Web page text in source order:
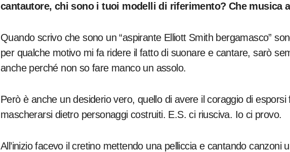
cantautore, chi sono i tuoi modelli di riferimento? Che musica
Quando scrivo che sono un “aspirante Elliott Smith bergamasco”
per qualche motivo mi fa ridere il fatto di suonare e cantare, sarò
anche perché non so fare manco un assolo.
Però è anche un desiderio vero, quello di avere il coraggio di esporsi
mascherarsi dietro personaggi costruiti. E.S. ci riusciva. Io ci provo.
All’inizio facevo il cretino mettendo una pelliccia e cantando canzoni